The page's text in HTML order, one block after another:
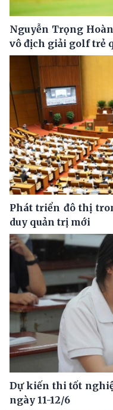
Nguyễn Trọng
vô địch giải golf trẻ
Phát triển đô thị
duy quản trị mới
Dự kiến thi tốt
ngày 11-12/6